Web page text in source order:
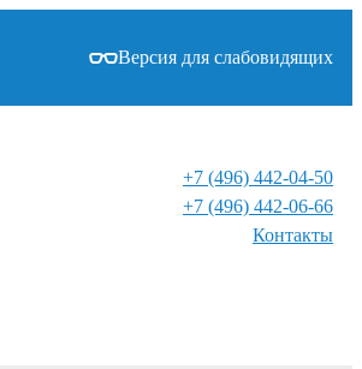
Версия для слабовидящих
+7 (496) 442-04-50
+7 (496) 442-06-66
Контакты⁠